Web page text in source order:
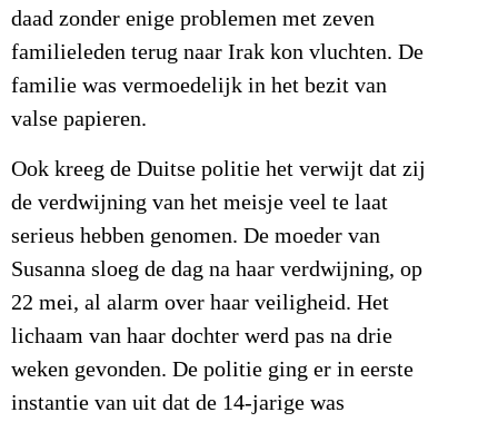
daad zonder enige problemen met zeven
familieleden terug naar Irak kon vluchten. De
familie was vermoedelijk in het bezit van
valse papieren.
Ook kreeg de Duitse politie het verwijt dat zij
de verdwijning van het meisje veel te laat
serieus hebben genomen. De moeder van
Susanna sloeg de dag na haar verdwijning, op
22 mei, al alarm over haar veiligheid. Het
lichaam van haar dochter werd pas na drie
weken gevonden. De politie ging er in eerste
instantie van uit dat de 14-jarige was